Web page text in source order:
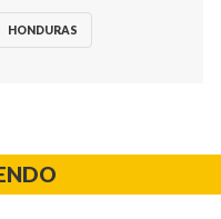
HONDURAS